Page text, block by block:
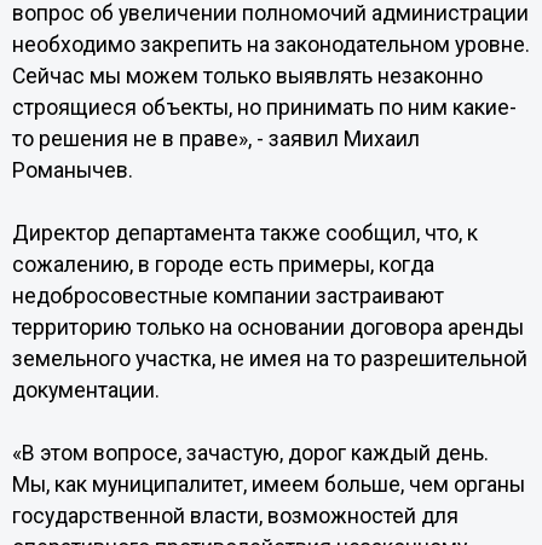
вопрос об увеличении полномочий администрации
необходимо закрепить на законодательном уровне.
Сейчас мы можем только выявлять незаконно
строящиеся объекты, но принимать по ним какие-
то решения не в праве», - заявил Михаил
Романычев.
Директор департамента также сообщил, что, к
сожалению, в городе есть примеры, когда
недобросовестные компании застраивают
территорию только на основании договора аренды
земельного участка, не имея на то разрешительной
документации.
«В этом вопросе, зачастую, дорог каждый день.
Мы, как муниципалитет, имеем больше, чем органы
государственной власти, возможностей для